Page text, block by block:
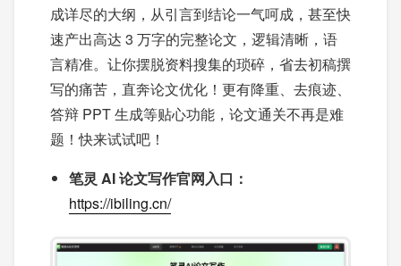
成详尽的大纲，从引言到结论一气呵成，甚至快
速产出高达 3 万字的完整论文，逻辑清晰，语
言精准。让你摆脱资料搜集的琐碎，省去初稿撰
写的痛苦，直奔论文优化！更有降重、去痕迹、
答辩 PPT 生成等贴心功能，论文通关不再是难
题！快来试试吧！
笔灵 AI 论文写作官网入口：
https://ibiling.cn/